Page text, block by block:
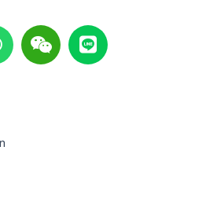
W
e
i
L
i
n